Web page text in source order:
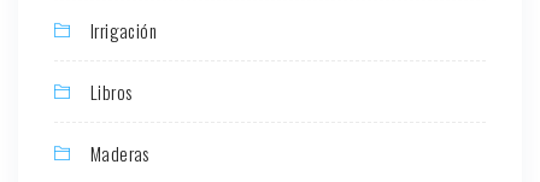
Irrigación
Libros
Maderas